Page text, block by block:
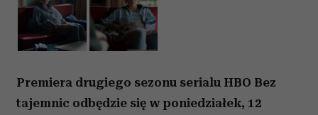
Premiera drugiego sezonu serialu HBO Bez
tajemnic odbędzie się w poniedziałek, 12